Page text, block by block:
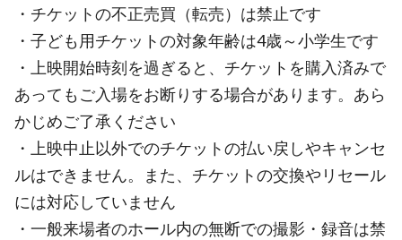
・チケットの不正売買（転売）は禁止です
・子ども用チケットの対象年齢は4歳～小学生です
・上映開始時刻を過ぎると、チケットを購入済みで
あってもご入場をお断りする場合があります。あら
かじめご了承ください
・上映中止以外でのチケットの払い戻しやキャンセ
ルはできません。また、チケットの交換やリセール
には対応していません
・一般来場者のホール内の無断での撮影・録音は禁